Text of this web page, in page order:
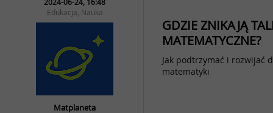
Edukacja, Nauka
Matplaneta
GDZIE ZNIKAJĄ
MATEMATYCZNE?
Jak podtrzymać i rozwijać
matematyki